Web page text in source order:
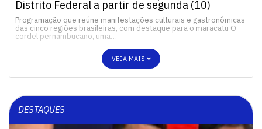
Distrito Federal a partir de segunda (10)
Programação que reúne manifestações culturais e gastronômicas
das cinco regiões brasileiras, com destaque para o maracatu O
cordel pernambucano, uma…
VEJA MAIS
DESTAQUES